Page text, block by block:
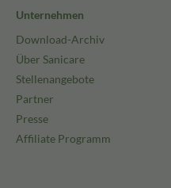
Unternehmen
Download-Archiv
Über Sanicare
Stellenangebote
Partner
Presse
Affiliate Programm